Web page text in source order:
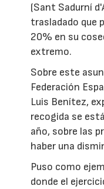
(Sant Sadurní
trasladado que
20% en su
extremo.
Sobre este
Federación
Luis Benítez,
recogida se
año, sobre las
haber una
Puso como
donde el